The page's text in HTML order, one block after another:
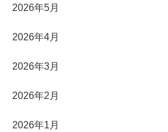
2026年5月
2026年4月
2026年3月
2026年2月
2026年1月